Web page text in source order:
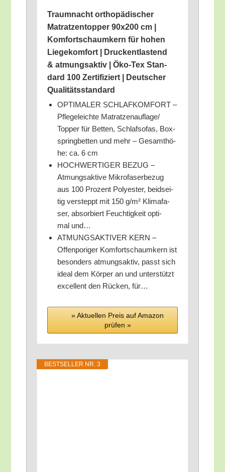
Traum­nacht ortho­pä­di­scher
Matrat­zen­top­per 90x200 cm |
Kom­fort­schaum­kern für hohen
Lie­ge­kom­fort | Druck­ent­las­tend
& atmungs­ak­tiv | Öko-Tex Stan­
dard 100 Zer­ti­fi­ziert | Deut­scher
Qualitätsstandard
OPTIMALER SCHLAFKOMFORT –
Pfle­ge­leich­te Matratzenauflage/​
Topper für Bet­ten, Schlaf­so­fas, Box­
spring­bet­ten und mehr – Gesamt­hö­
he: ca. 6 cm
HOCHWERTIGER BEZUG –
Atmungs­ak­ti­ve Mikro­fa­ser­be­zug
aus 100 Pro­zent Poly­es­ter, beid­sei­
tig ver­s­teppt mit 150 g/​m² Kli­ma­fa­
ser, absor­biert Feuch­tig­keit opti­
mal und…
ATMUNGSAKTIVER KERN –
Offen­po­ri­ger Kom­fort­schaum­kern ist
beson­ders atmungs­ak­tiv, passt sich
ide­al dem Kör­per an und unter­stützt
excel­lent den Rücken, für…
» Aktu­el­len Preis auf Ama­zon
prü­fen »
BEST­SEL­LER NR. 3